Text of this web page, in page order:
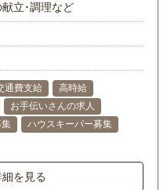
立･調理など
通費支給
高時給
お手伝いさんの求人
ハウスキーパー募集
を見る